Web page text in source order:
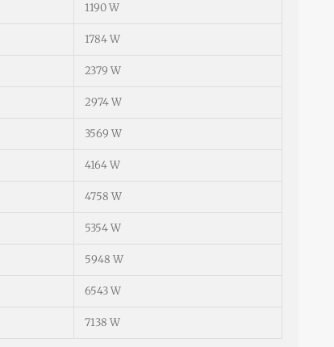
1190 W
1784 W
2379 W
2974 W
3569 W
4164 W
4758 W
5354 W
5948 W
6543 W
7138 W